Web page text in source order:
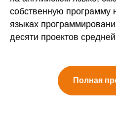
собственную программу
языках
десяти проектов
Полная